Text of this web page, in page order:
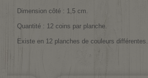
Dimension côté : 1,5 cm.
Quantité : 12 coins par planche.
Existe en 12 planches de couleurs différentes.